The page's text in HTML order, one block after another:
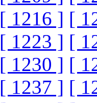
[ 1216 ] [
[ 1223 ] [
[ 1230 ] [
[ 1237 ] [